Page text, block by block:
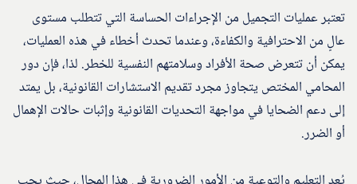
تعتبر عمليات التجميل من الإجراءات الحساسة التي تتطلب مستوى
عالٍ من الاحترافية والكفاءة، وعندما تحدث أخطاء في هذه العمليات،
يمكن أن تتعرض صحة الأفراد وسلامتهم النفسية للخطر. لذا، فإن دور
المحامي المختص يتجاوز مجرد تقديم الاستشارات القانونية، بل يمتد
إلى دعم الضحايا في مواجهة التحديات القانونية وإثبات حالات الإهمال
أو الضرر.